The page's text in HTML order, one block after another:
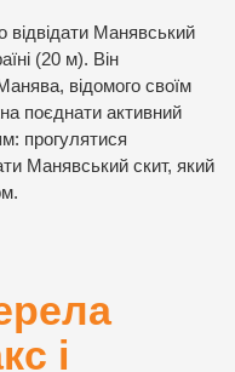
Манявський
(20 м). Він
відомого своїм
поєднати активний
прогулятися
Манявський скит, який
і